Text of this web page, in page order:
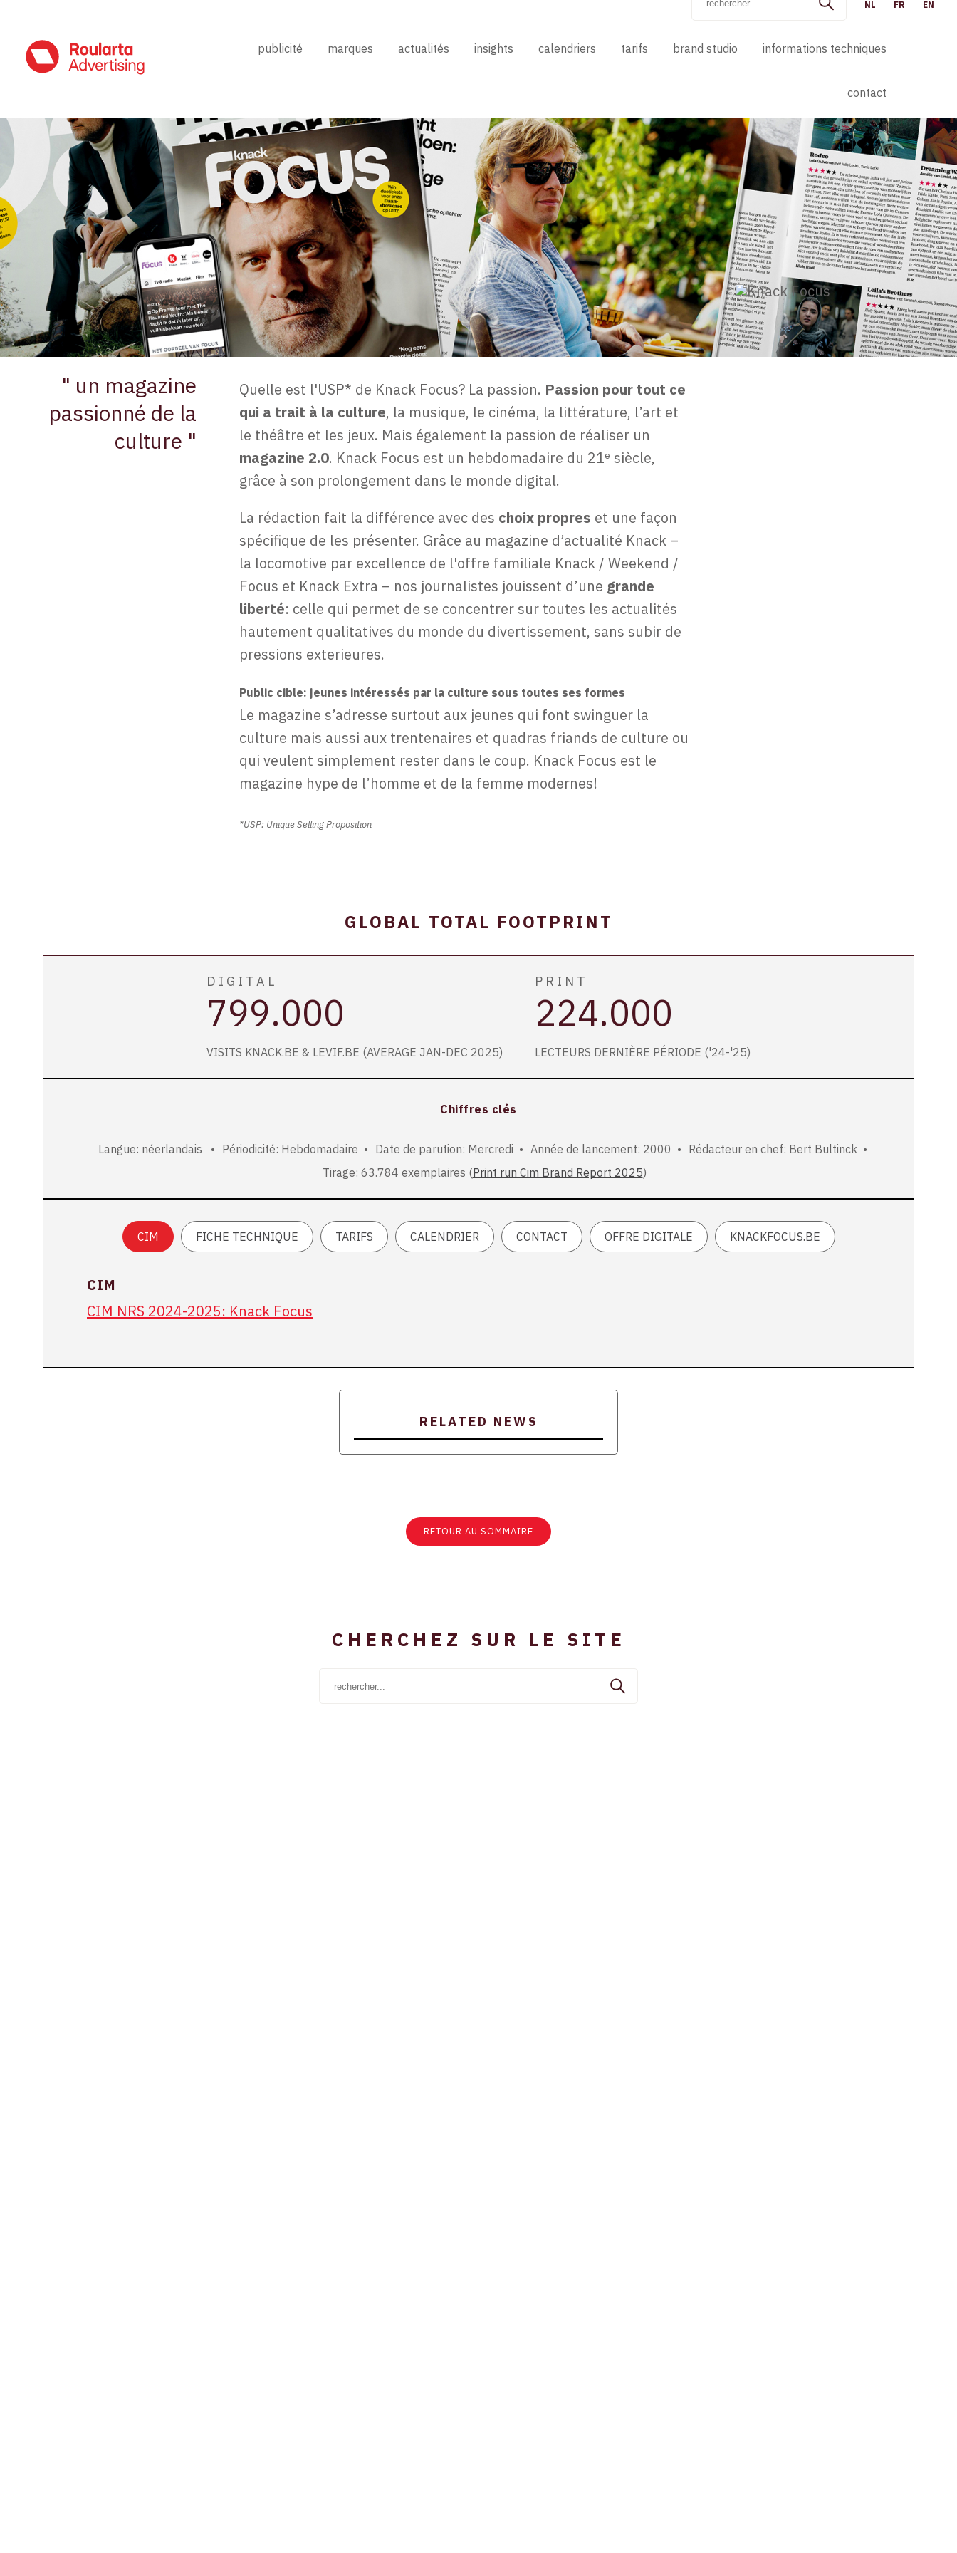
NL FR EN
publicité marques actualités insights calendriers tarifs brand studio informations techniques
contact
KNACK FOCUS
" un magazine
passionné de la
culture "
Quelle est l'USP* de Knack Focus? La passion. Passion pour tout ce
qui a trait à la culture, la musique, le cinéma, la littérature, l’art et
le théâtre et les jeux. Mais également la passion de réaliser un
magazine 2.0. Knack Focus est un hebdomadaire du 21e siècle,
grâce à son prolongement dans le monde digital.
La rédaction fait la différence avec des choix propres et une façon
spécifique de les présenter. Grâce au magazine d’actualité Knack –
la locomotive par excellence de l'offre familiale Knack / Weekend /
Focus et Knack Extra – nos journalistes jouissent d’une grande
liberté: celle qui permet de se concentrer sur toutes les actualités
hautement qualitatives du monde du divertissement, sans subir de
pressions exterieures.
Public cible: jeunes intéressés par la culture sous toutes ses formes
Le magazine s’adresse surtout aux jeunes qui font swinguer la
culture mais aussi aux trentenaires et quadras friands de culture ou
qui veulent simplement rester dans le coup. Knack Focus est le
magazine hype de l’homme et de la femme modernes!
*USP: Unique Selling Proposition
GLOBAL TOTAL FOOTPRINT
DIGITAL
799.000
VISITS KNACK.BE & LEVIF.BE (AVERAGE JAN-DEC 2025)
PRINT
224.000
LECTEURS DERNIÈRE PÉRIODE ('24-'25)
Chiffres clés
Langue: néerlandais Périodicité: Hebdomadaire Date de parution: Mercredi Année de lancement: 2000
Rédacteur en chef: Bert Bultinck
Tirage: 63.784 exemplaires (Print run Cim Brand Report 2025)
CIM
CIM NRS 2024-2025: Knack Focus
RELATED NEWS
CIM FICHE TECHNIQUE TARIFS CALENDRIER CONTACT OFFRE DIGITALE KNACKFOCUS.BE
RETOUR AU SOMMAIRE
CHERCHEZ SUR LE SITE